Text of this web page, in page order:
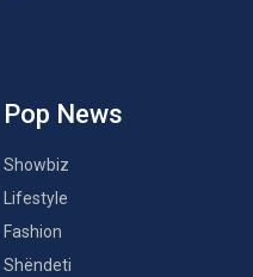
Pop News
Showbiz
Lifestyle
Fashion
Shëndeti